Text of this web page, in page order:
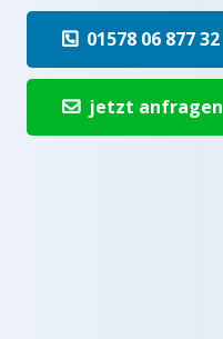
01578 06 877 32
jetzt anfragen